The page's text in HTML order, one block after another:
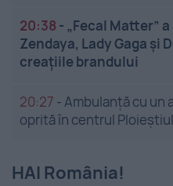
20:38 - „Fecal Matter”
Zendaya, Lady Gaga și
creațiile brandului
20:27 -Ambulanță cu un
oprită în centrul
HAI România!